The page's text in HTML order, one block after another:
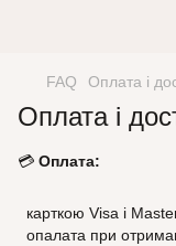
FAQ Оплата і
Оплата і
💳 Оплата:
карткою Visa і
опалата при